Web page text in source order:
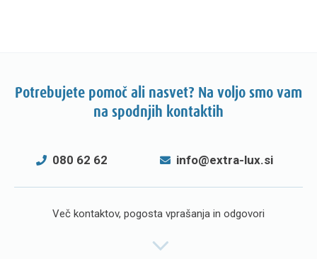
Potrebujete pomoč ali nasvet? Na voljo smo vam
na spodnjih kontaktih
080 62 62 info@extra-lux.si
Več kontaktov, pogosta vprašanja in odgovori